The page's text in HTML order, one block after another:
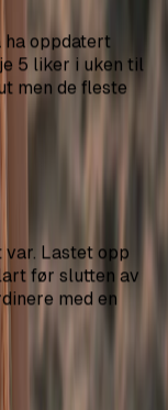
det riktig.
apper er et fint
30 minutter.
det behandlet.
oppdatert
5 liker i uken til